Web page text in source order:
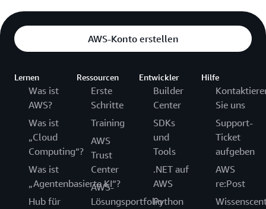
AWS-Konto erstellen
Lernen
Was ist
AWS?
Was ist
„Cloud
Computing“?
Was ist
„Agentenbasierte KI“?
Hub für
Ressourcen
Erste
Schritte
Training
AWS
Trust
Center
AWS-
Lösungsportfolio
Entwickler
Builder
Center
SDKs
und
Tools
.NET auf
AWS
Python
Hilfe
Sie uns
Support-
Ticket
aufgeben
AWS
re:Post